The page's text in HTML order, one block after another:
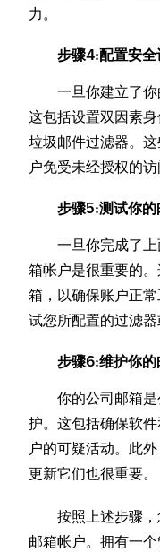
力。
步骤4:配置安全
一旦你建立了你
这包括设置双因素
垃圾邮件过滤器。
户免受未经授权的访
步骤5:测试你的
一旦你完成了上
箱帐户是很重要的
箱，以确保账户正
试您所配置的过滤器
步骤6:维护你的
你的公司邮箱是
护。这包括确保软
户的可疑活动。此
更新它们也很重要。
按照上述步骤，
邮箱帐户。拥有一